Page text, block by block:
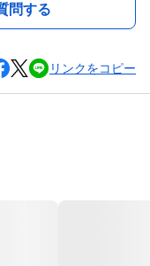
問する
リンクをコピー